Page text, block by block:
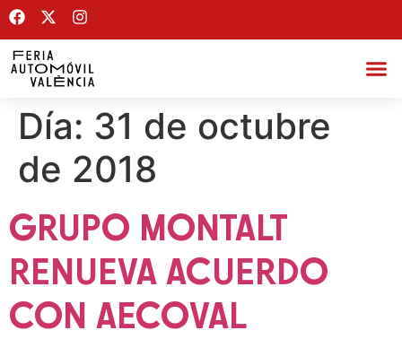
Día: 31 de octubre
de 2018
GRUPO MONTALT
RENUEVA ACUERDO
CON AECOVAL